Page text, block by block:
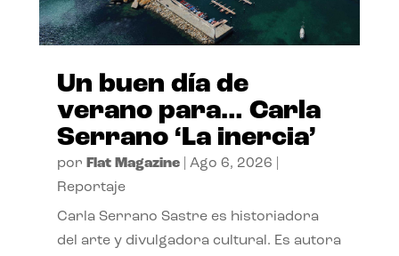
Un buen día de
verano para… Carla
Serrano ‘La inercia’
por Flat Magazine| Ago 6, 2026
Reportaje
Carla Serrano Sastre es historiadora
del arte y divulgadora cultural. Es autora